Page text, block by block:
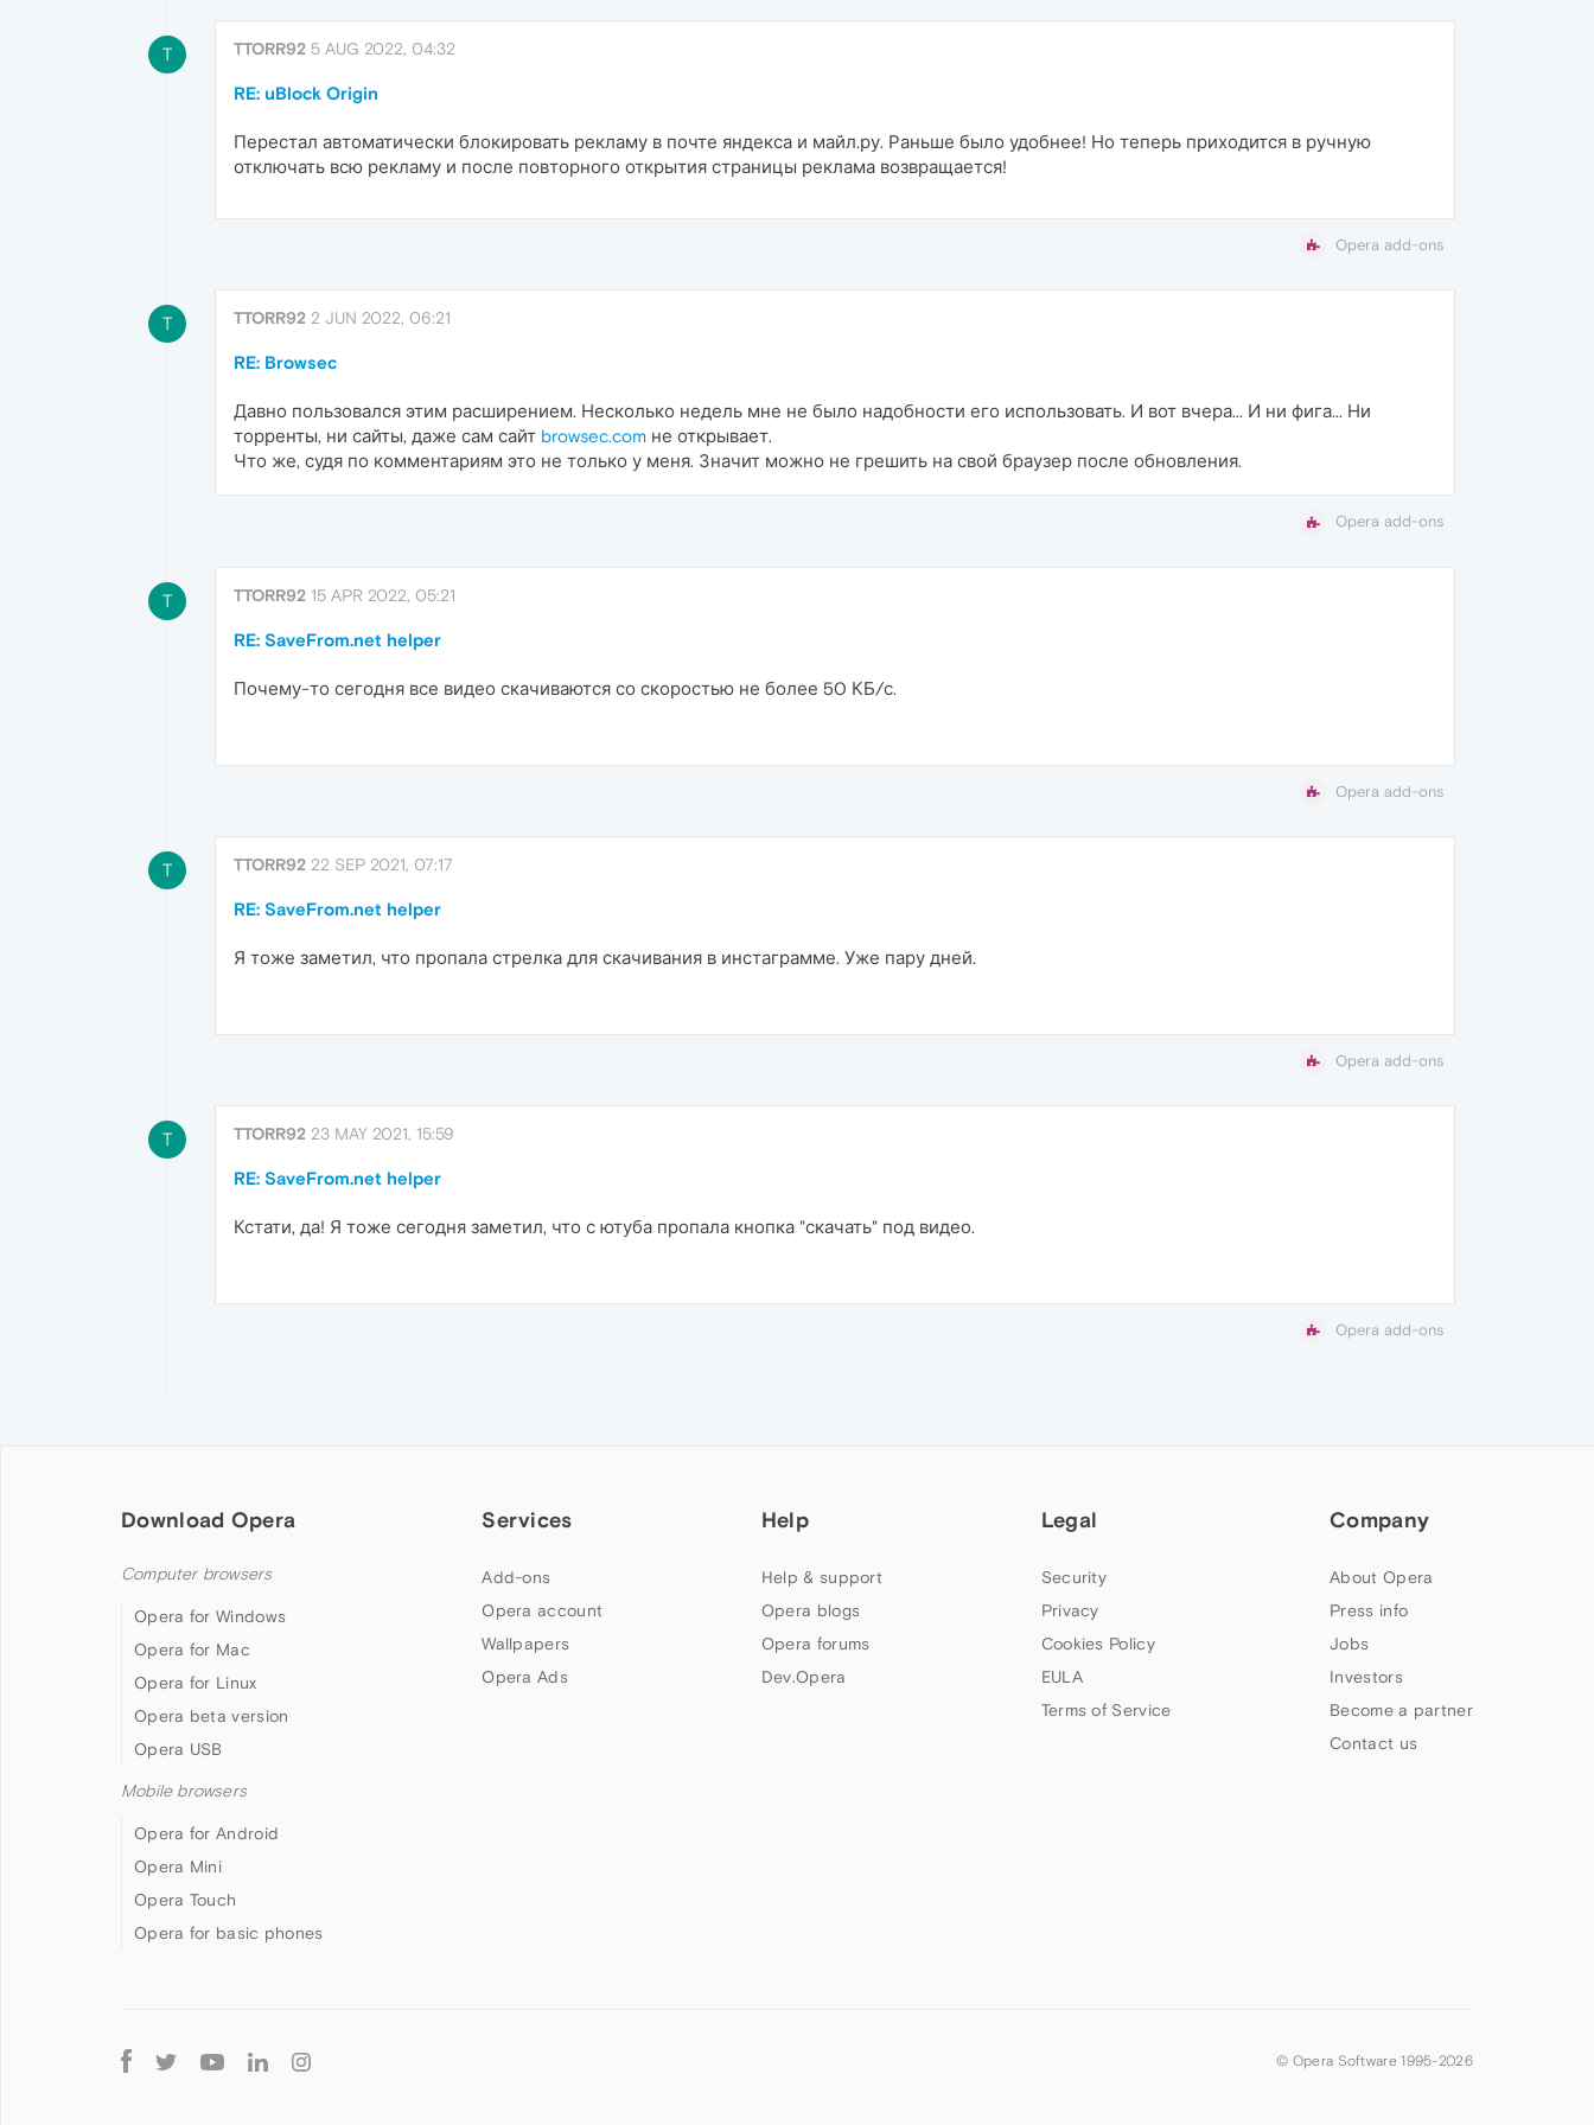
T TTORR92 5 AUG 2022, 04:32
RE: uBlock Origin
Перестал автоматически блокировать рекламу в почте яндекса и майл.ру. Раньше было удобнее! Но теперь приходится в ручную
отключать всю рекламу и после повторного открытия страницы реклама возвращается!
Opera add-ons
T TTORR92 2 JUN 2022, 06:21
RE: Browsec
Давно пользовался этим расширением. Несколько недель мне не было надобности его использовать. И вот вчера... И ни фига... Ни
торренты, ни сайты, даже сам сайт browsec.com не открывает.
Что же, судя по комментариям это не только у меня. Значит можно не грешить на свой браузер после обновления.
Opera add-ons
T TTORR92 15 APR 2022, 05:21
RE: SaveFrom.net helper
Почему-то сегодня все видео скачиваются со скоростью не более 50 КБ/с.
Opera add-ons
T TTORR92 22 SEP 2021, 07:17
RE: SaveFrom.net helper
Я тоже заметил, что пропала стрелка для скачивания в инстаграмме. Уже пару дней.
Opera add-ons
T TTORR92 23 MAY 2021, 15:59
RE: SaveFrom.net helper
Кстати, да! Я тоже сегодня заметил, что с ютуба пропала кнопка "скачать" под видео.
Opera add-ons
Download Opera
Computer browsers
Opera for Windows
Opera for Mac
Opera for Linux
Opera beta version
Opera USB
Mobile browsers
Opera for Android
Opera Mini
Opera Touch
Opera for basic phones
Services
Add-ons
Opera account
Wallpapers
Opera Ads
Help
Help & support
Opera blogs
Opera forums
Dev.Opera
Legal
Security
Privacy
Cookies Policy
EULA
Terms of Service
Company
About Opera
Press info
Jobs
Investors
Become a partner
Contact us
Follow
Opera
© Opera Software 1995-2026